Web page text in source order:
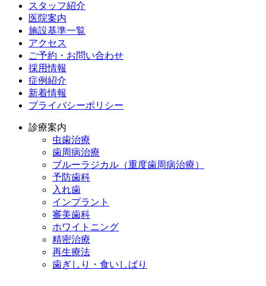
スタッフ紹介
医院案内
施設基準一覧
アクセス
ご予約・お問い合わせ
採用情報
症例紹介
新着情報
プライバシーポリシー
診療案内
虫歯治療
歯周病治療
ブルーラジカル（重度歯周病治療）
予防歯科
入れ歯
インプラント
審美歯科
ホワイトニング
精密治療
再生療法
歯ぎしり・食いしばり